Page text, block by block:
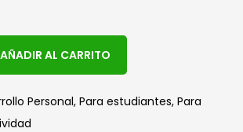
AÑADIR AL CARRITO
Personal, Para estudiantes, Para